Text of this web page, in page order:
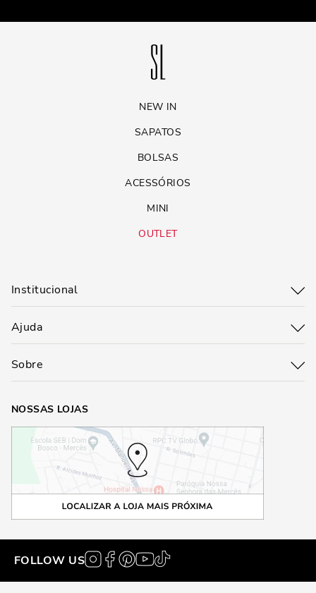
NEW IN
SAPATOS
BOLSAS
ACESSÓRIOS
MINI
OUTLET
Institucional
Ajuda
Sobre
NOSSAS LOJAS
FOLLOW US